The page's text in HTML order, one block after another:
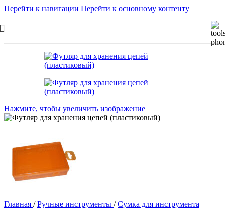
Перейти к навигации Перейти к основному контенту
Нажмите, чтобы увеличить изображение
Главная / Ручные инструменты / Сумка для инструмента